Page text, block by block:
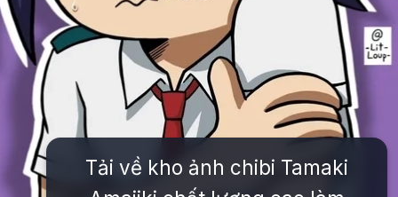
Tải về kho ảnh chibi Tamaki